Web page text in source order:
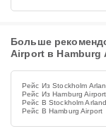
Больше
Airport в Hamburg
Рейс Из Stockholm
Рейс Из Hamburg Airport
Рейс В Stockholm
Рейс В Hamburg Airport